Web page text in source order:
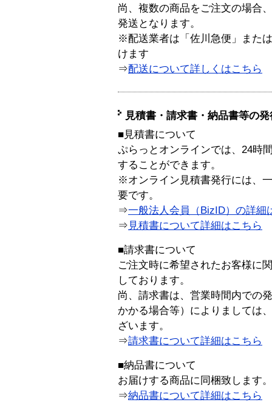
尚、複数の商品をご注文の場合
発送となります。
※配送業者は「佐川急便」また
けます
⇒配送について詳しくはこちら
見積書・請求書・納品書等の
■見積書について
ぷらっとオンラインでは、24時
することができます。
※オンライン見積書発行には、
要です。
⇒一般法人会員（BizID）の詳細
⇒ 見積書について詳細はこちら
■請求書について
ご注文時に希望されたお客様に
しております。
尚、請求書は、営業時間内での
かかる場合等）によりましては
ざいます。
⇒請求書について詳細はこちら
■納品書について
お届けする商品に同梱致します。
⇒納品書について詳細はこちら